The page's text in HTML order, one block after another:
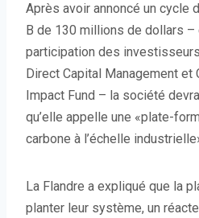
Après avoir annoncé un cycle
B de 130 millions de dollars –
participation des
Direct Capital Management et
Impact Fund – la société
qu’elle appelle une «plate-
carbone à l’échelle
La Flandre a expliqué que la
planter leur système, un